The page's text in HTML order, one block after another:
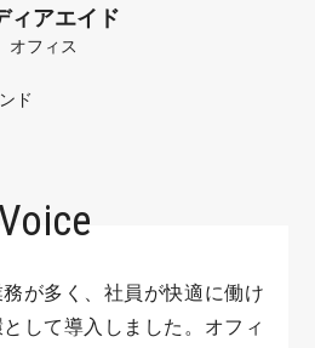
ィアエイド
オフィス
ド
が多く、社員が快適に働け
して導入しました。オフィ